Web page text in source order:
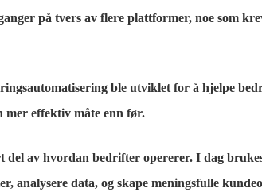
på tvers av flere plattformer, noe som
ble utviklet for å hjelpe
mer effektiv måte enn før.
av hvordan bedrifter opererer. I dag
analysere data, og skape meningsfulle